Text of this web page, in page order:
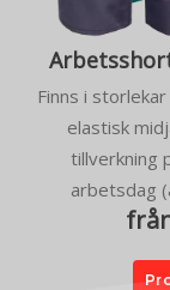
Finns i
elastisk
tillverkning
arbetsdag